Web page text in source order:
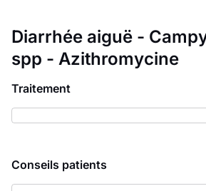
Diarrhée aiguë -
spp - Azithromycine
Traitement
Conseils patients